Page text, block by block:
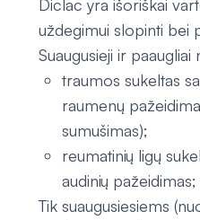
Diclac yra išoriškai
uždegimui slopinti bei
Suaugusieji ir paaugliai
traumos sukeltas
raumenų
sumušimas);
reumatinių ligų
audinių pažeidimas;
Tik suaugusiesiems